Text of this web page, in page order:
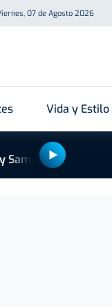
07 de Agosto 2026
Vida y Estilo
Samu Valcárcel